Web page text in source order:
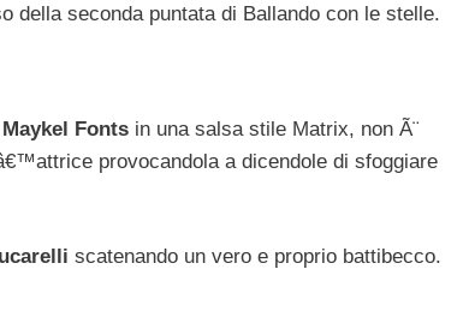
della seconda puntata di Ballando con le stelle.
Maykel Fonts in una salsa stile Matrix, non Ã¨
provocandola a dicendole di sfoggiare
scatenando un vero e proprio battibecco.